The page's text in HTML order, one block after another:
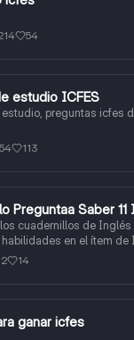
54
estudio ICFES
preguntas icfes
113
Preguntaa Saber 11
cuadernillos de Inglés
en el ítem de
11. 🫡
14
ganar icfes